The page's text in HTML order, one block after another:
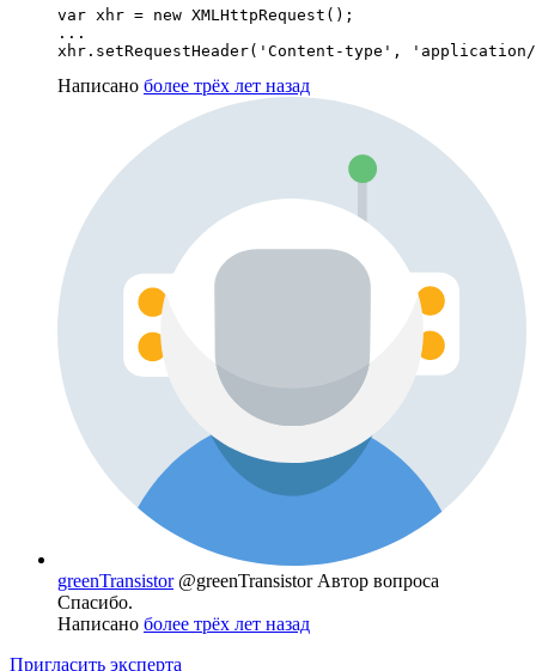
var xhr = new XMLHttpRequest();
...
xhr.setRequestHeader('Content-type', 'application/
Написано более трёх лет назад
greenTransistor @greenTransistor Автор вопроса
Спасибо.
Написано более трёх лет назад
Пригласить эксперта